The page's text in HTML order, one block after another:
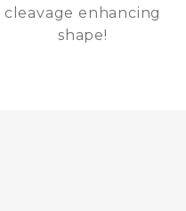
cleavage enhancing
shape!